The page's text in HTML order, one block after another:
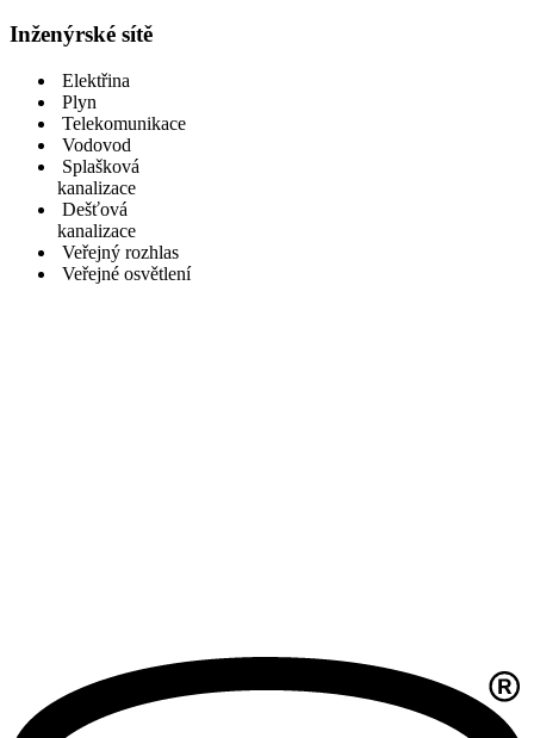
Inženýrské sítě
Elektřina
Plyn
Telekomunikace
Vodovod
Splašková
kanalizace
Dešťová
kanalizace
Veřejný rozhlas
Veřejné osvětlení